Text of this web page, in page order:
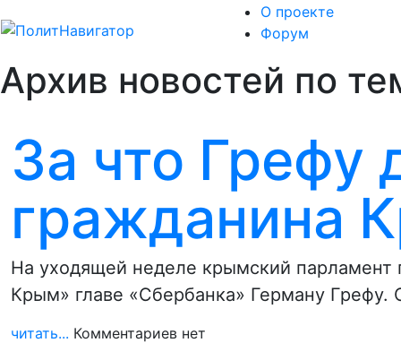
О проекте
Форум
Архив новостей по
За что Грефу
гражданина
На уходящей неделе крымский парламент
Крым» главе «Сбербанка» Герману
читать... Комментариев нет